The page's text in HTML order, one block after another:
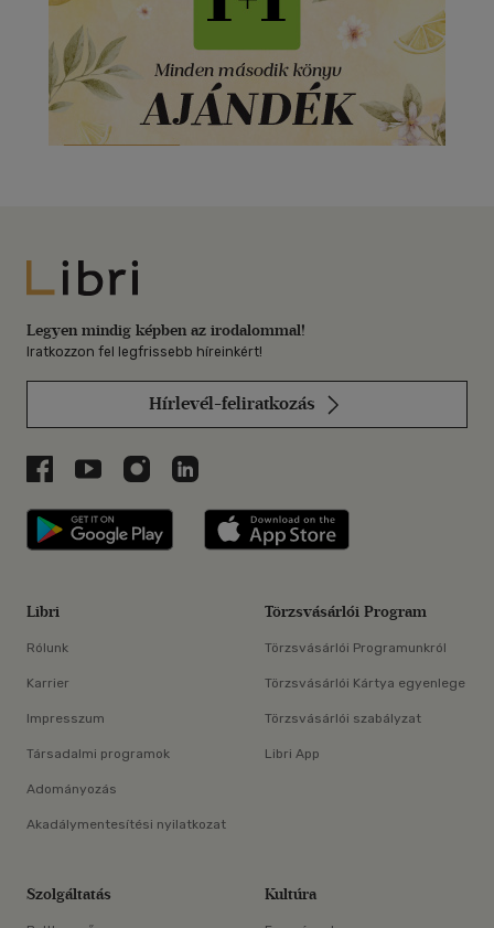
Libri
Legyen mindig képben az irodalommal!
Iratkozzon fel legfrissebb híreinkért!
Hírlevél-feliratkozás
Libri a Facebookon
Libri a Youtube-on
Libri az Instagramon
Libri a LinkedInen
Libri applikáció Szerezd meg: Google
Libri
Rólunk
Karrier
Impresszum
Társadalmi programok
Adományozás
Akadálymentesítési nyilatkozat
Törzsvásárlói Program
Törzsvásárlói Programunkról
Törzsvásárlói Kártya egyenlege
Törzsvásárlói szabályzat
Libri App
Szolgáltatás Kultúra